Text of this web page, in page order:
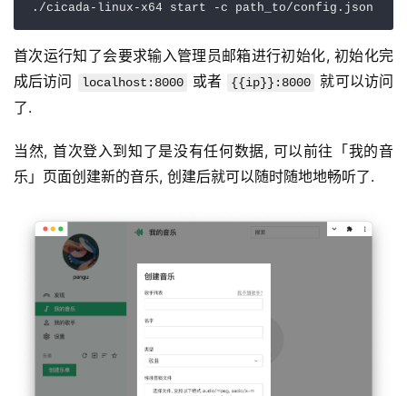
首次运行知了会要求输入管理员邮箱进行初始化, 初始化完
成后访问
localhost:8000 或者 {{ip}}:8000
就可以访问
了.
当然, 首次登入到知了是没有任何数据, 可以前往「我的音
乐」页面创建新的音乐, 创建后就可以随时随地地畅听了.